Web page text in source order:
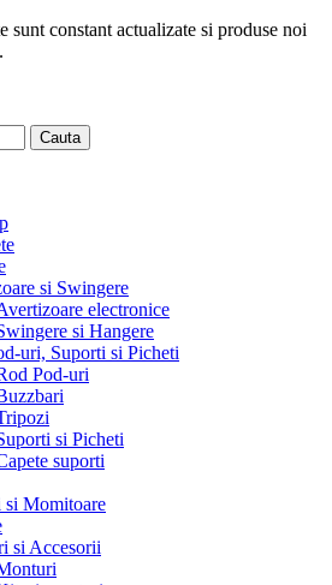
sunt constant actualizate si produse noi
Cauta
si Swingere
electronice
si Hangere
uri, Suporti si Picheti
Pod-uri
si Picheti
suporti
si Momitoare
si Accesorii